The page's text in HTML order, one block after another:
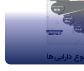
دارایی‌ها